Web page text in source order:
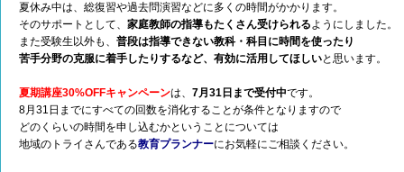
夏休み中は、総復習や過去問演習などに多くの時間がかかります。
そのサポートとして、 家庭教師の指導もたくさん受けられるようにしました。
また受験生以外も、 普段は指導できない教科・科目に時間を使ったり
苦手分野の克服に着手したりするなど、有効に活用してほしいと思います。
夏期講座30%OFFキャンペーンは、 7月31日まで受付中です。
8月31日までにすべての回数を消化することが条件となりますので
どのくらいの時間を申し込むかということについては
地域のトライさんである教育プランナーにお気軽にご相談ください。